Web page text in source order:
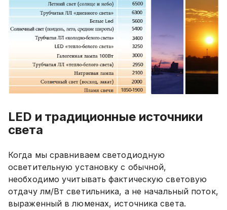
LED и традиционные источники
света
Когда мы сравниваем светодиодную
осветительную установку с обычной,
необходимо учитывать фактическую световую
отдачу лм/Вт светильника, а не начальный поток,
выраженный в люменах, источника света.